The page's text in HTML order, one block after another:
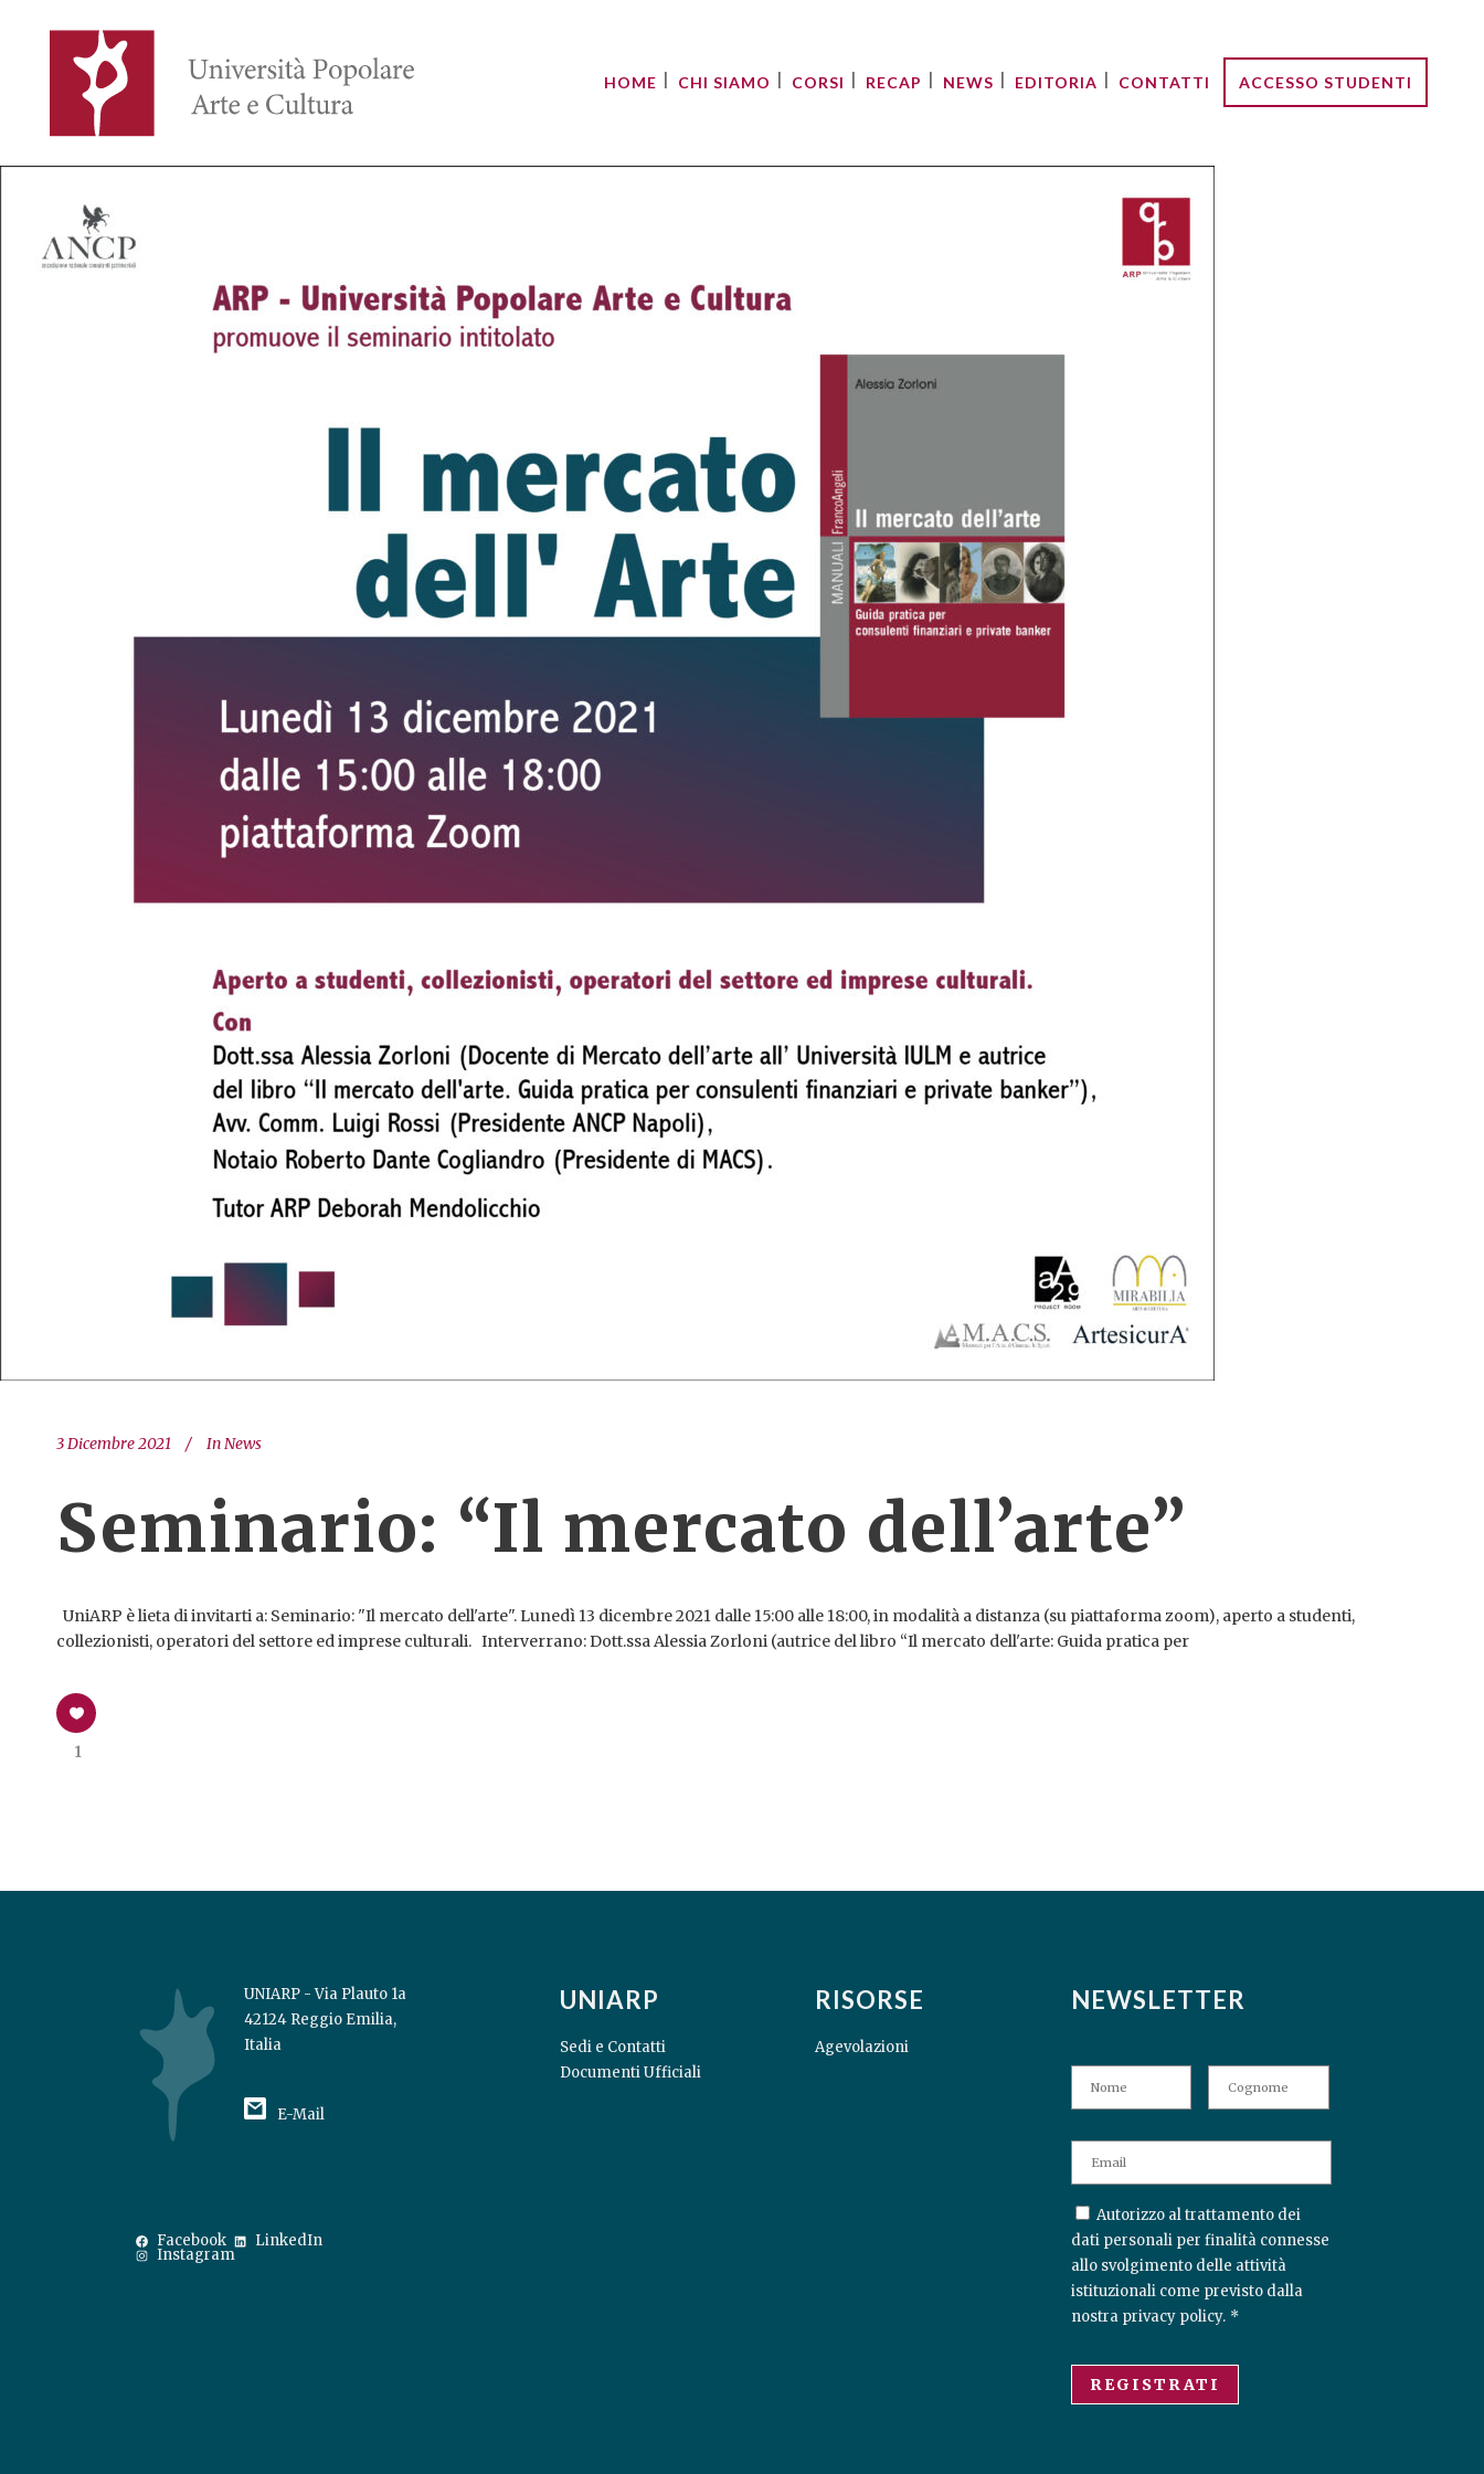
HOME CHI SIAMO CORSI RECAP NEWS EDITORIA CONTATTI ACCESSO STUDENTI
3 Dicembre 2021 InNews
Seminario: “Il mercato dell’arte”
UniARP è lieta di invitarti a: Seminario: "Il mercato dell'arte". Lunedì 13 dicembre 2021 dalle 15:00 alle 18:00, in modalità a distanza (su piattaforma zoom), aperto a studenti,
collezionisti, operatori del settore ed imprese culturali. Interverrano: Dott.ssa Alessia Zorloni (autrice del libro “Il mercato dell'arte: Guida pratica per
1
UNIARP - Via Plauto 1a
42124 Reggio Emilia,
Italia
E-Mail
Facebook LinkedIn
Instagram
UNIARP
Sedi e Contatti
Documenti Ufficiali
RISORSE
Agevolazioni
NEWSLETTER
E
I
L
*
C
O
N
E
N
*
Autorizzo al trattamento dei
dati personali per finalità connesse
allo svolgimento delle attività
istituzionali come previsto dalla
nostra privacy policy. *